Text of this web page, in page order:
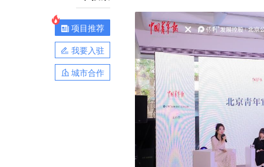
项目推荐
我要入驻
城市合作